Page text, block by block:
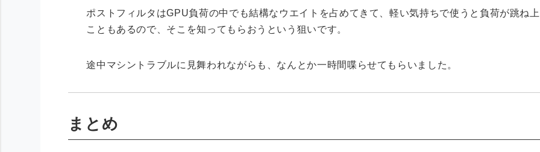
ポストフィルタはGPU負荷の中でも結構なウエイトを占めてきて、軽い気持ちで使うと負荷が跳ね
こともあるので、そこを知ってもらおうという狙いです。
途中マシントラブルに見舞われながらも、なんとか一時間喋らせてもらいました。
まとめ